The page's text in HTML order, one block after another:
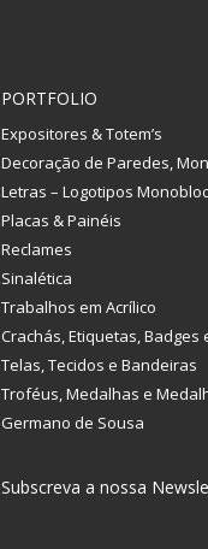
PORTFOLIO
Expositores & Totem’s
Decoração de Paredes,
Letras – Logotipos
Placas & Painéis
Reclames
Sinalética
Trabalhos em Acrílico
Crachás, Etiquetas, Badges
Telas, Tecidos e Bandeiras
Troféus, Medalhas e
Germano de Sousa
Subscreva a nossa